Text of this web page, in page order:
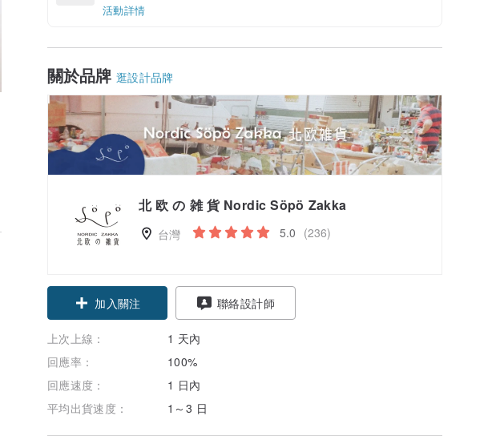
活動詳情
關於品牌 逛設計品牌
北 欧 の 雑 貨 Nordic Söpö Zakka
台灣 5.0 (236)
加入關注 聯絡設計師
上次上線：
1 天內
回應率：
100%
回應速度：
1 日內
平均出貨速度：
1～3 日